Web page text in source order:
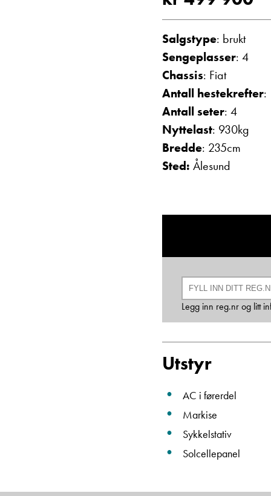
Salgstype: brukt
Sengeplasser: 4
Chassis: Fiat
Antall hestekrefter:
Antall seter: 4
Nyttelast: 930kg
Bredde: 235cm
Sted: Ålesund
Legg inn reg.nr og litt
Utstyr
AC i førerdel
Markise
Sykkelstativ
Solcellepanel